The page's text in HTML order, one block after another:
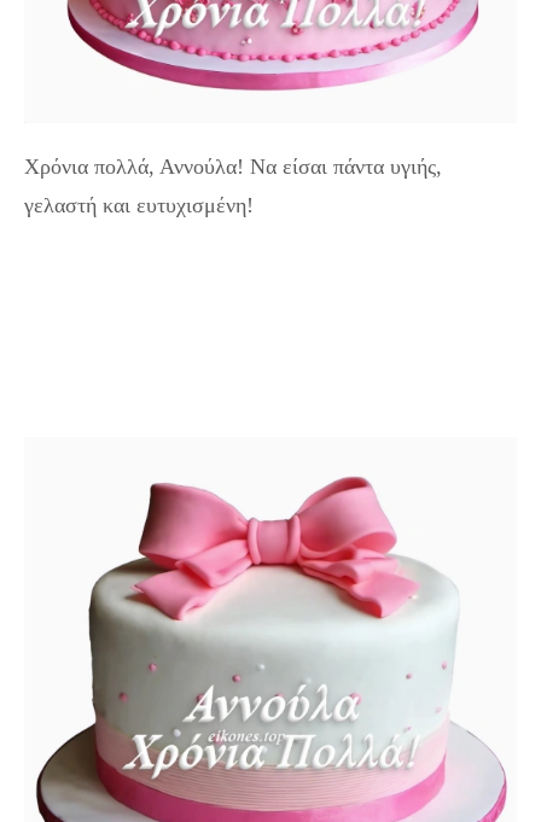
Χρόνια πολλά, Αννούλα! Να είσαι πάντα υγιής,
γελαστή και ευτυχισμένη!